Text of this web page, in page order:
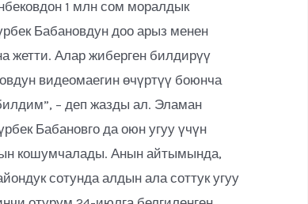
1 млн сом моралдык
Бабановдун доо арыз менен
жетти. Алар жиберген билдирүү
видеомаегин өчүртүү боюнча
– деп жазды ал. Эламан
Бабановго да оюн угуу үчүн
кошумчалады. Анын айтымында,
сотунда алдын ала соттук угуу